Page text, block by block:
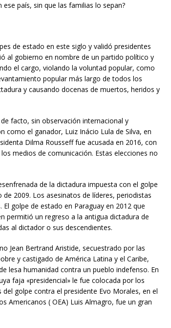
país, sin que las familias lo sepan?
de estado en este siglo y validó presidentes
al gobierno en nombre de un partido político y
el cargo, violando la voluntad popular, como
popular más largo de todos los
y causando docenas de muertos, heridos y
facto, sin observación internacional y
como el ganador, Luiz Inácio Lula de Silva, en
Dilma Rousseff fue acusada en 2016, con
medios de comunicación. Estas elecciones no
de la dictadura impuesta con el golpe
2009. Los asesinatos de líderes, periodistas
golpe de estado en Paraguay en 2012 que
permitió un regreso a la antigua dictadura de
al dictador o sus descendientes.
Jean Bertrand Aristide, secuestrado por las
y castigado de América Latina y el Caribe,
lesa humanidad contra un pueblo indefenso. En
faja «presidencial» le fue colocada por los
golpe contra el presidente Evo Morales, en el
Americanos ( OEA) Luis Almagro, fue un gran